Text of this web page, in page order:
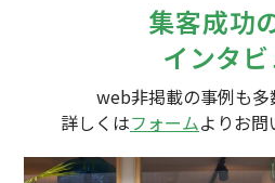
集客成功
インタ
web非掲載の事例も多
詳しくはフォームよりお問